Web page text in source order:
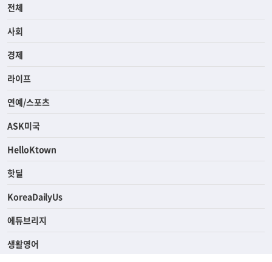
전체
사회
경제
라이프
연예/스포츠
ASK미국
HelloKtown
핫딜
KoreaDailyUs
에듀브리지
생활영어